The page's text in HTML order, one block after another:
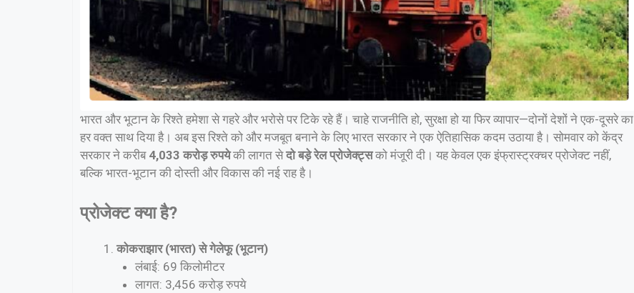
भारत और भूटान के रिश्ते हमेशा से गहरे और भरोसे पर टिके रहे हैं। चाहे राजनीति हो, सुरक्षा हो या फिर व्यापार—दोनों देशों ने एक-दूसरे का
हर वक्त साथ दिया है। अब इस रिश्ते को और मजबूत बनाने के लिए भारत सरकार ने एक ऐतिहासिक कदम उठाया है। सोमवार को केंद्र
सरकार ने करीब 4,033 करोड़ रुपयेकी लागत सेदो बड़े रेल प्रोजेक्ट्सको मंजूरी दी। यह केवल एक इंफ्रास्ट्रक्चर प्रोजेक्ट नहीं,
बल्कि भारत-भूटान की दोस्ती और विकास की नई राह है।
प्रोजेक्ट क्या है?
कोकराझार (भारत) से गेलेफू (भूटान)
लंबाई: 69 किलोमीटर
लागत: 3,456 करोड़ रुपये